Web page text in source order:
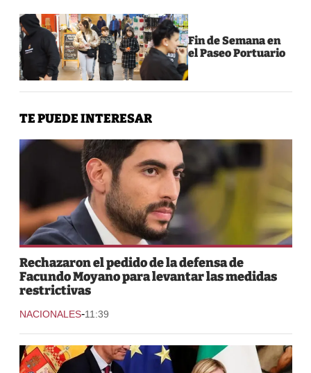
Fin de Semana en
el Paseo Portuario
TE PUEDE INTERESAR
Rechazaron el pedido de la defensa de
Facundo Moyano para levantar las medidas
restrictivas
NACIONALES-11:39